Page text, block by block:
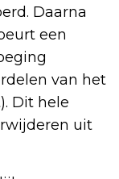
Daarna
een
van het
Dit hele
uit